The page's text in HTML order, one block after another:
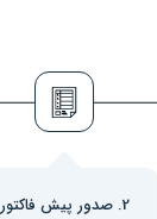
2. صدور پیش فاکتور